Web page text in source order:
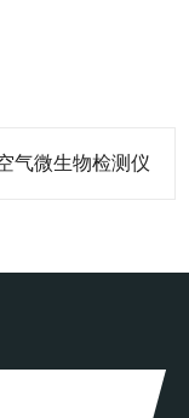
气微生物检测仪